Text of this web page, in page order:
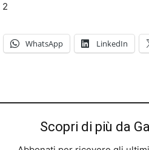
2
WhatsApp LinkedIn
Scopri di più da